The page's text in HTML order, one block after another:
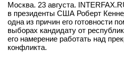
Москва. 23 августа.
в президенты США Роберт
одна из причин его готовности
выборах кандидату от
его намерение работать над
конфликта.